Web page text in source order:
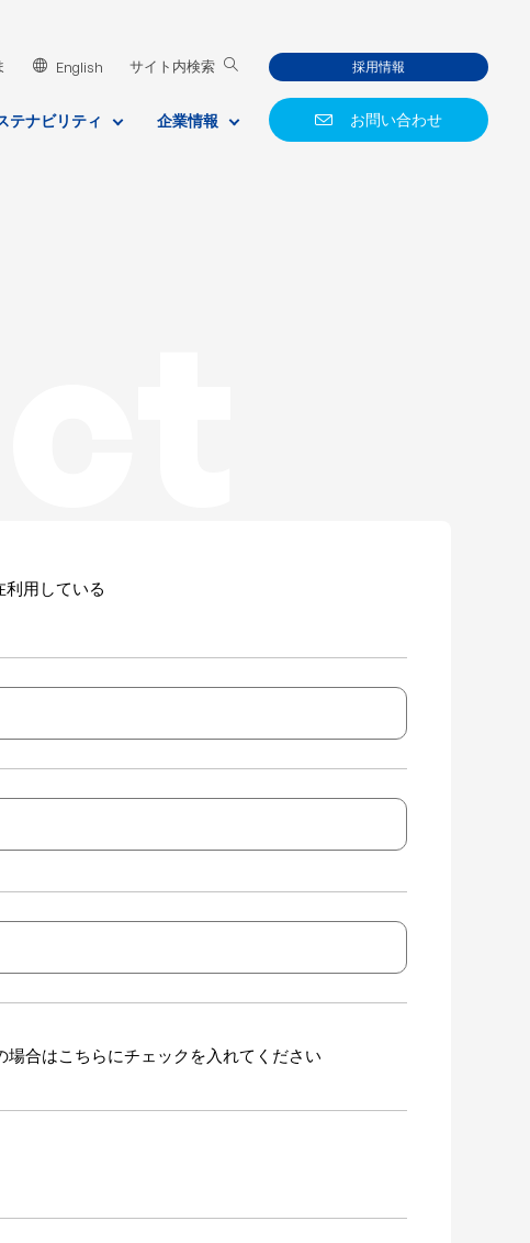
English サイト内検索 採用情報
テナビリティ 企業情報 お問い合わせ
利用している
合はこちらにチェックを入れてください